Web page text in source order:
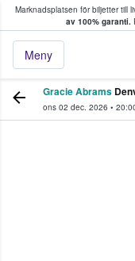
Marknadsplatsen för biljetter till
av 100% garanti.
Meny
köper och
Gracie Abrams
ons 02 dec. 2026 •